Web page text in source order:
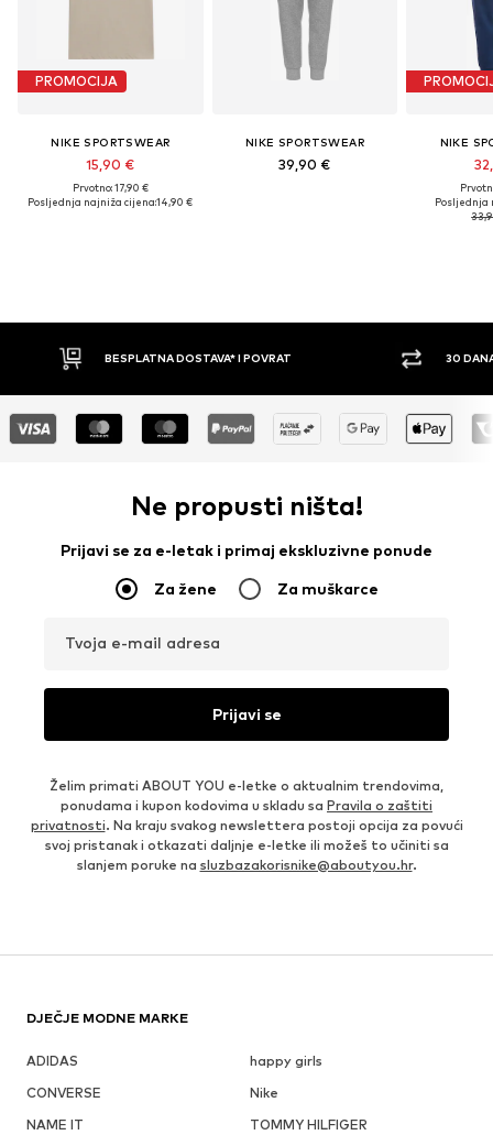
PROMOCIJA
NIKE SPORTSWEAR
15,90 €
Prvotno: 17,90 €
Posljednja najniža cijena:14,90 €
NIKE SPORTSWEAR
39,90 €
NIKE
Posljednja
I POVRAT 30 DANA PRAVO NA POVRAT
Ne propusti ništa!
Prijavi se za e-letak i primaj ekskluzivne ponude
Za žene Za muškarce
Tvoja e-mail adresa
Prijavi se
Želim primati ABOUT YOU e-letke o aktualnim trendovima,
ponudama i kupon kodovima u skladu sa Pravila o zaštiti
privatnosti. Na kraju svakog newslettera postoji opcija za povući
svoj pristanak i otkazati daljnje e-letke ili možeš to učiniti sa
slanjem poruke na sluzbazakorisnike@aboutyou.hr.
DJEČJE MODNE MARKE
ADIDAS
happy girls
CONVERSE
Nike
NAME IT
TOMMY HILFIGER